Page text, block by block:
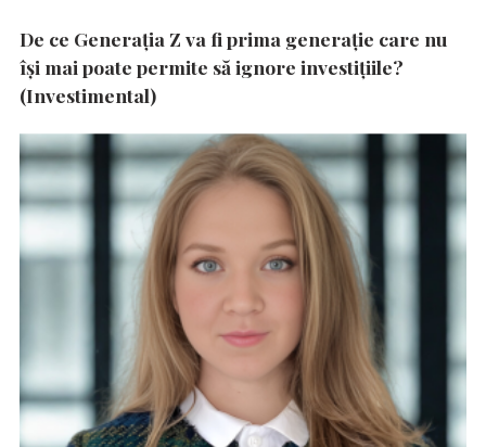
De ce Generația Z va fi prima generație care nu
își mai poate permite să ignore investițiile?
(Investimental)